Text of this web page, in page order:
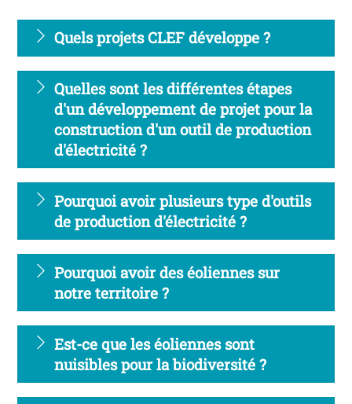
Quels projets CLEF développe ?
Quelles sont les différentes étapes
d'un développement de projet pour la
construction d'un outil de production
d'électricité ?
Pourquoi avoir plusieurs type d'outils
de production d'électricité ?
Pourquoi avoir des éoliennes sur
notre territoire ?
Est-ce que les éoliennes sont
nuisibles pour la biodiversité ?